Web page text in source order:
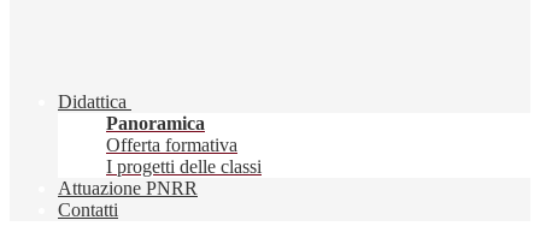
Didattica
Panoramica
Offerta formativa
I progetti delle classi
Attuazione PNRR
Contatti